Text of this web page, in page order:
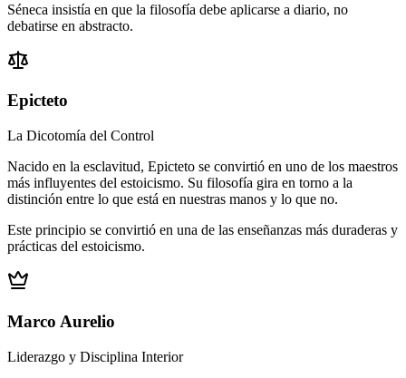
Séneca insistía en que la filosofía debe aplicarse a diario, no
debatirse en abstracto.
Epicteto
La Dicotomía del Control
Nacido en la esclavitud, Epicteto se convirtió en uno de los maestros
más influyentes del estoicismo. Su filosofía gira en torno a la
distinción entre lo que está en nuestras manos y lo que no.
Este principio se convirtió en una de las enseñanzas más duraderas y
prácticas del estoicismo.
Marco Aurelio
Liderazgo y Disciplina Interior